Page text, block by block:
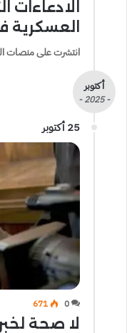
الادعاءات
العسكرية
انتشرت على منصات
أكتوبر
- 2025 -
25 أكتوبر
0
671
لا صحة